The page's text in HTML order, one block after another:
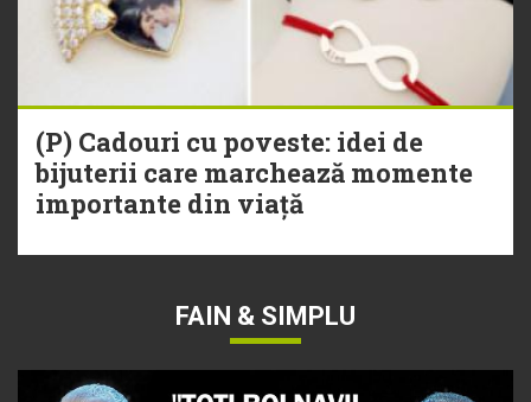
(P) Cadouri cu poveste: idei de
bijuterii care marchează momente
importante din viață
FAIN & SIMPLU